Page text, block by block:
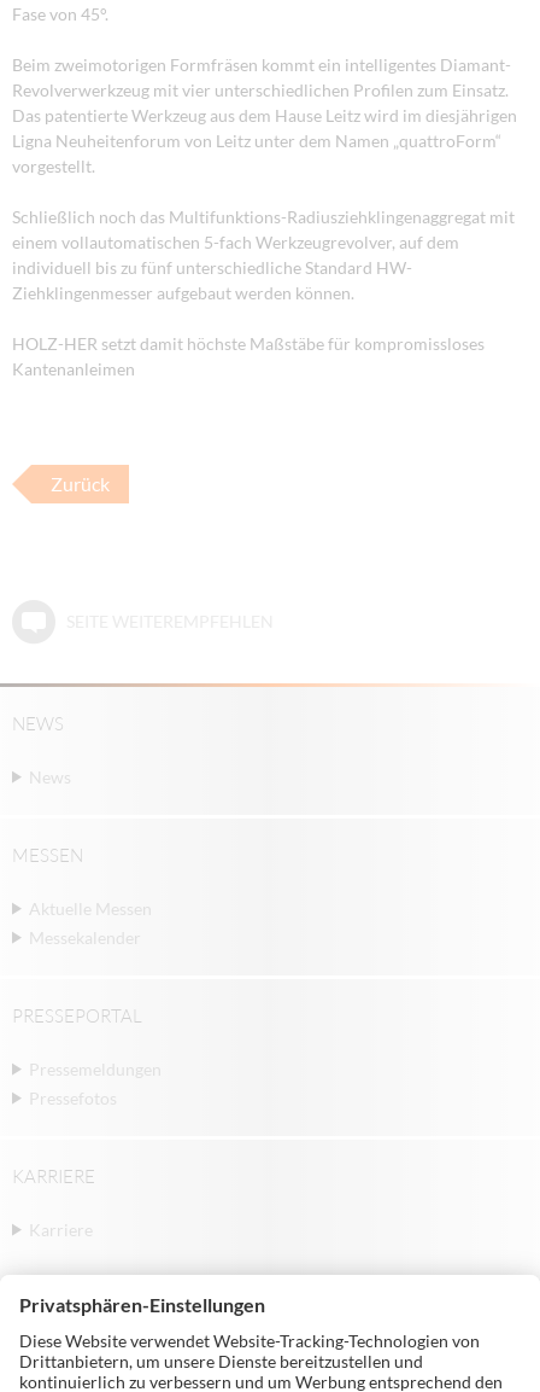
Fase von 45°.
Beim zweimotorigen Formfräsen kommt ein intelligentes Diamant-
Revolverwerkzeug mit vier unterschiedlichen Profilen zum Einsatz.
Das patentierte Werkzeug aus dem Hause Leitz wird im diesjährigen
Ligna Neuheitenforum von Leitz unter dem Namen „quattroForm“
vorgestellt.
Schließlich noch das Multifunktions-Radiusziehklingenaggregat mit
einem vollautomatischen 5-fach Werkzeugrevolver, auf dem
individuell bis zu fünf unterschiedliche Standard HW-
Ziehklingenmesser aufgebaut werden können.
HOLZ-HER setzt damit höchste Maßstäbe für kompromissloses
Kantenanleimen
Zurück
NEWS
News
MESSEN
Aktuelle Messen
Messekalender
PRESSEPORTAL
Pressemeldungen
Pressefotos
KARRIERE
Karriere